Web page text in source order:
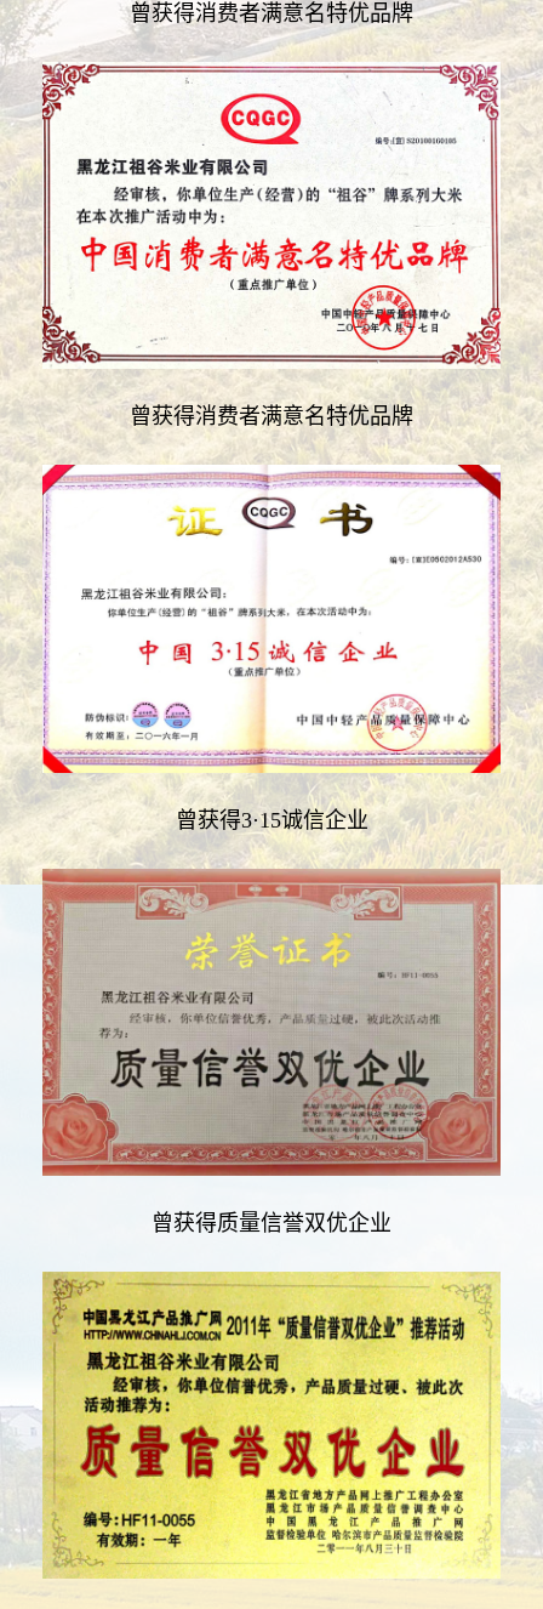
曾获得消费者满意名特优品牌
曾获得消费者满意名特优品牌
曾获得3·15诚信企业
曾获得质量信誉双优企业